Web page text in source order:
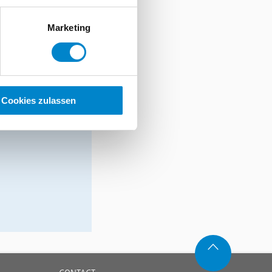
Marketing
Cookies zulassen
ausgeführt
Kosten
lange als